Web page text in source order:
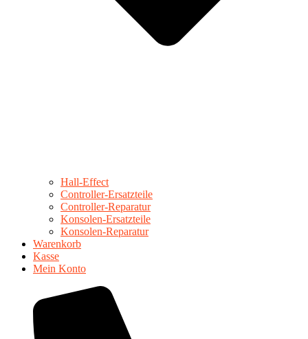
Hall-Effect
Controller-Ersatzteile
Controller-Reparatur
Konsolen-Ersatzteile
Konsolen-Reparatur
Warenkorb
Kasse
Mein Konto